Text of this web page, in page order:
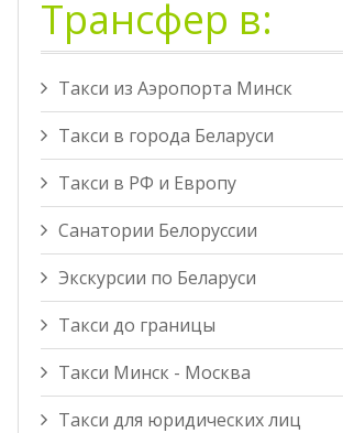
Трансфер в:
Такси из Аэропорта Минск
Такси в города Беларуси
Такси в РФ и Европу
Санатории Белоруссии
Экскурсии по Беларуси
Такси до границы
Такси Минск - Москва
Такси для юридических лиц